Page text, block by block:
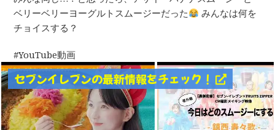
ベリーベリーヨーグルトスムージーだった
みんなは何を
チョイスする？
YouTube動画
セブンイレブンの最新情報をチェック！